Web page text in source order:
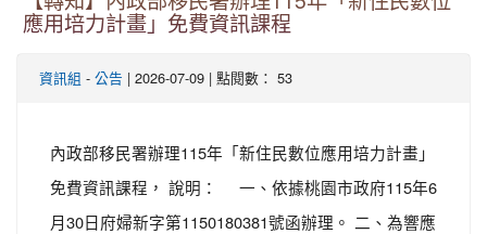
應用培力計畫」免費資訊課程
資訊組 - 公告 | 2026-07-09 | 點閱數： 53
內政部移民署辦理115年「新住民數位應用培力計畫」
免費資訊課程， 說明： 一、依據桃園市政府115年6
月30日府婦新字第1150180381號函辦理。 二、為響應